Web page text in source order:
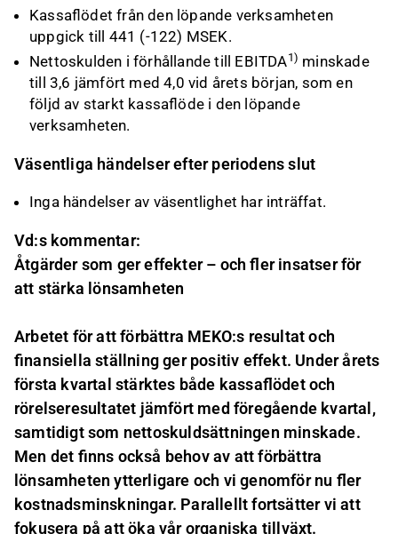
Kassaflödet från den löpande verksamheten
uppgick till 441 (-122) MSEK.
Nettoskulden i förhållande till EBITDA1) minskade
till 3,6 jämfört med 4,0 vid årets början, som en
följd av starkt kassaflöde i den löpande
verksamheten.
Väsentliga händelser efter periodens slut
Inga händelser av väsentlighet har inträffat.
Vd:s kommentar:
Åtgärder som ger effekter – och fler insatser för
att stärka lönsamheten
Arbetet för att förbättra MEKO:s resultat och
finansiella ställning ger positiv effekt. Under årets
första kvartal stärktes både kassaflödet och
rörelseresultatet jämfört med föregående kvartal,
samtidigt som nettoskuldsättningen minskade.
Men det finns också behov av att förbättra
lönsamheten ytterligare och vi genomför nu fler
kostnadsminskningar. Parallellt fortsätter vi att
fokusera på att öka vår organiska tillväxt.